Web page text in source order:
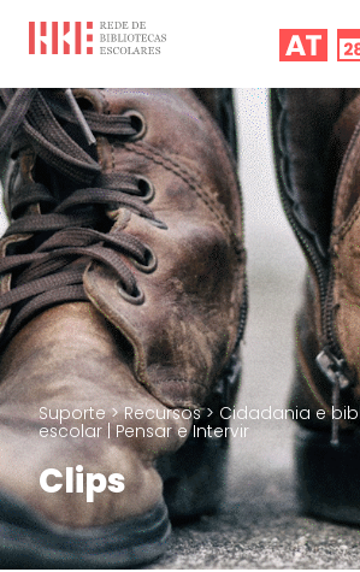
Suporte>Recursos> Cidadania e
escolar | Pensar e Intervir
Clips